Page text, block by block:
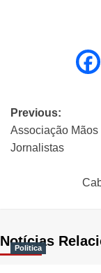
Previous:
Associação
Jornalistas
Notícias
Politica